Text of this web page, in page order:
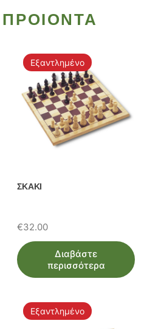
Εξαντλημένο
ΣΚΑΚΙ
€32.00
Διαβάστε
περισσότερα
Εξαντλημένο